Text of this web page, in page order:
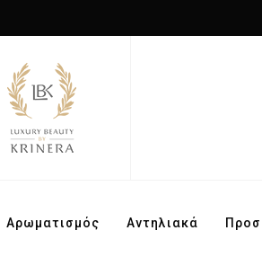
Αρωματισμός Αντηλιακά